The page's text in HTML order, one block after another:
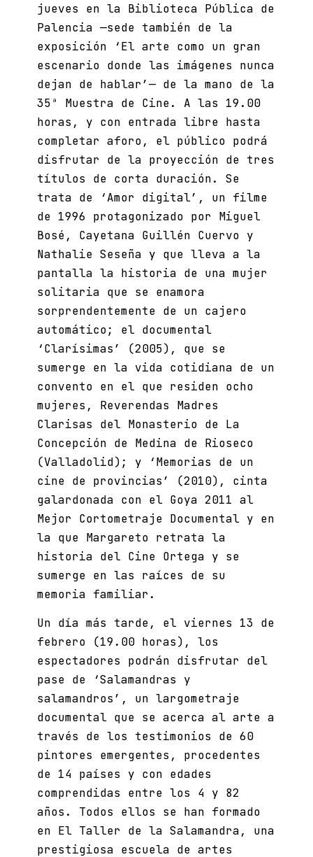
jueves en la Biblioteca Pública de
Palencia —sede también de la
exposición ‘El arte como un gran
escenario donde las imágenes nunca
dejan de hablar’— de la mano de la
35ª Muestra de Cine. A las 19.00
horas, y con entrada libre hasta
completar aforo, el público podrá
disfrutar de la proyección de tres
títulos de corta duración. Se
trata de ‘Amor digital’, un filme
de 1996 protagonizado por Miguel
Bosé, Cayetana Guillén Cuervo y
Nathalie Seseña y que lleva a la
pantalla la historia de una mujer
solitaria que se enamora
sorprendentemente de un cajero
automático; el documental
‘Clarísimas’ (2005), que se
sumerge en la vida cotidiana de un
convento en el que residen ocho
mujeres, Reverendas Madres
Clarisas del Monasterio de La
Concepción de Medina de Rioseco
(Valladolid); y ‘Memorias de un
cine de provincias’ (2010), cinta
galardonada con el Goya 2011 al
Mejor Cortometraje Documental y en
la que Margareto retrata la
historia del Cine Ortega y se
sumerge en las raíces de su
memoria familiar.
Un día más tarde, el viernes 13 de
febrero (19.00 horas), los
espectadores podrán disfrutar del
pase de ‘Salamandras y
salamandros’, un largometraje
documental que se acerca al arte a
través de los testimonios de 60
pintores emergentes, procedentes
de 14 países y con edades
comprendidas entre los 4 y 82
años. Todos ellos se han formado
en El Taller de la Salamandra, una
prestigiosa escuela de artes